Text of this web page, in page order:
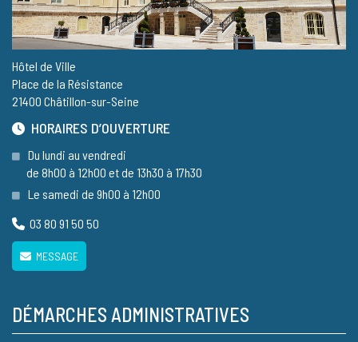
Hôtel de Ville
Place de la Résistance
21400 Châtillon-sur-Seine
HORAIRES D’OUVERTURE
Du lundi au vendredi
de 8h00 à 12h00 et de 13h30 à 17h30
Le samedi de 9h00 à 12h00
03 80 91 50 50
MESSAGE
DÉMARCHES ADMINISTRATIVES